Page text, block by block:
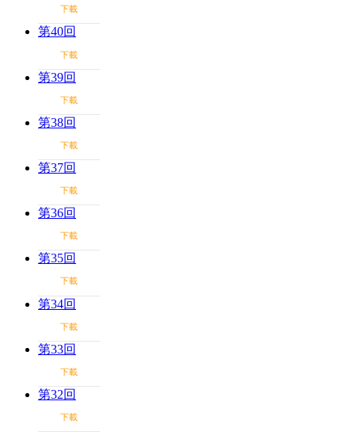
下載
第40回
下載
第39回
下載
第38回
下載
第37回
下載
第36回
下載
第35回
下載
第34回
下載
第33回
下載
第32回
下載